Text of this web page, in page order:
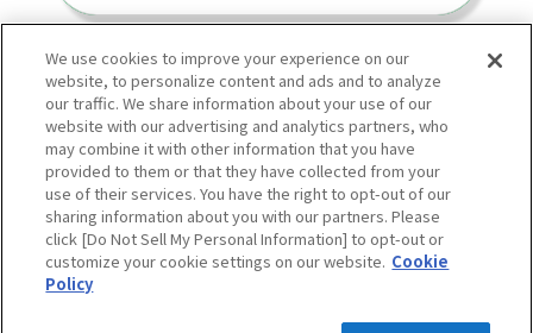
阪神百貨店E-
当サイトの表示価格は個別に税込・税抜等の記載がない場合は「税込価格」です。
We use cookies to improve your experience on our
website, to personalize content and ads and to analyze
our traffic. We share information about your use of our
website with our advertising and analytics partners, who
may combine it with other information that you have
provided to them or that they have collected from your
use of their services. You have the right to opt-out of our
sharing information about you with our partners. Please
click [Do Not Sell My Personal Information] to opt-out or
customize your cookie settings on our website. Cookie
Policy